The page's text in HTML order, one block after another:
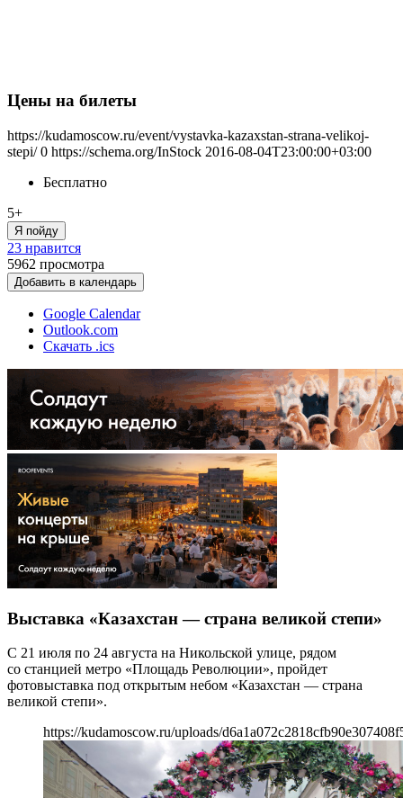
Цены на билеты
https://kudamoscow.ru/event/vystavka-kazaxstan-strana-velikoj-
stepi/ 0 https://schema.org/InStock 2016-08-04T23:00:00+03:00
Бесплатно
5+
Я пойду
23 нравится
5962 просмотра
Добавить в календарь
Google Calendar
Outlook.com
Скачать .ics
Выставка «Казахстан — страна великой степи»
С 21 июля по 24 августа на Никольской улице, рядом
со станцией метро «Площадь Революции», пройдет
фотовыставка под открытым небом «Казахстан — страна
великой степи».
https://kudamoscow.ru/uploads/